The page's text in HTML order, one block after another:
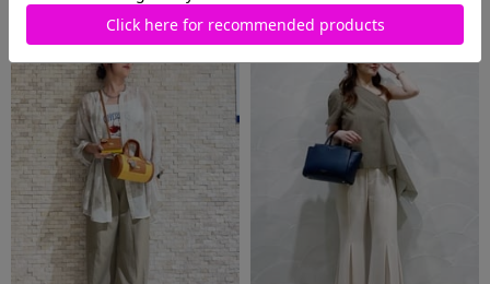
Samantha Thavasa
Samantha Thavasa